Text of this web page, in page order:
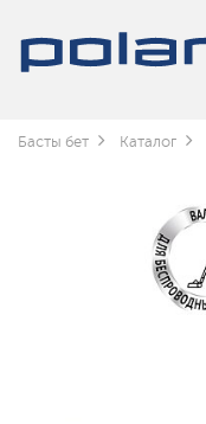
Басты бет Каталог